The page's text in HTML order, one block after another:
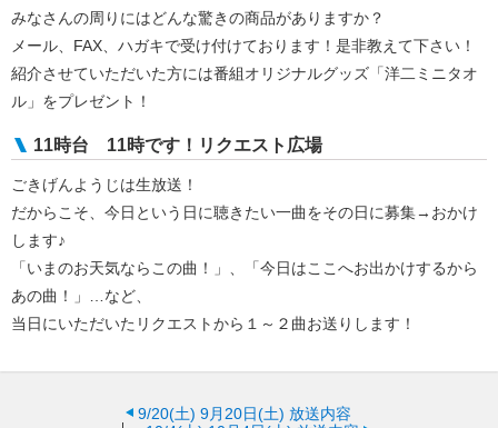
みなさんの周りにはどんな驚きの商品がありますか？
メール、FAX、ハガキで受け付けております！是非教えて下さい！
紹介させていただいた方には番組オリジナルグッズ「洋二ミニタオ
ル」をプレゼント！
11時台 11時です！リクエスト広場
ごきげんようじは生放送！
だからこそ、今日という日に聴きたい一曲をその日に募集→おかけ
します♪
「いまのお天気ならこの曲！」、「今日はここへお出かけするから
あの曲！」…など、
当日にいただいたリクエストから１～２曲お送りします！
9/20(土) 9月20日(土) 放送内容